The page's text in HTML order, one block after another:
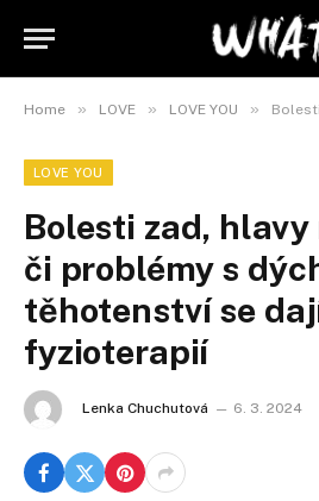
Home » LOVE » LOVE YOU » Bolesti zad,
LOVE YOU
Bolesti zad,
či problémy s
těhotenství se
fyzioterapií
Lenka Chuchutová 6. 3. 2024